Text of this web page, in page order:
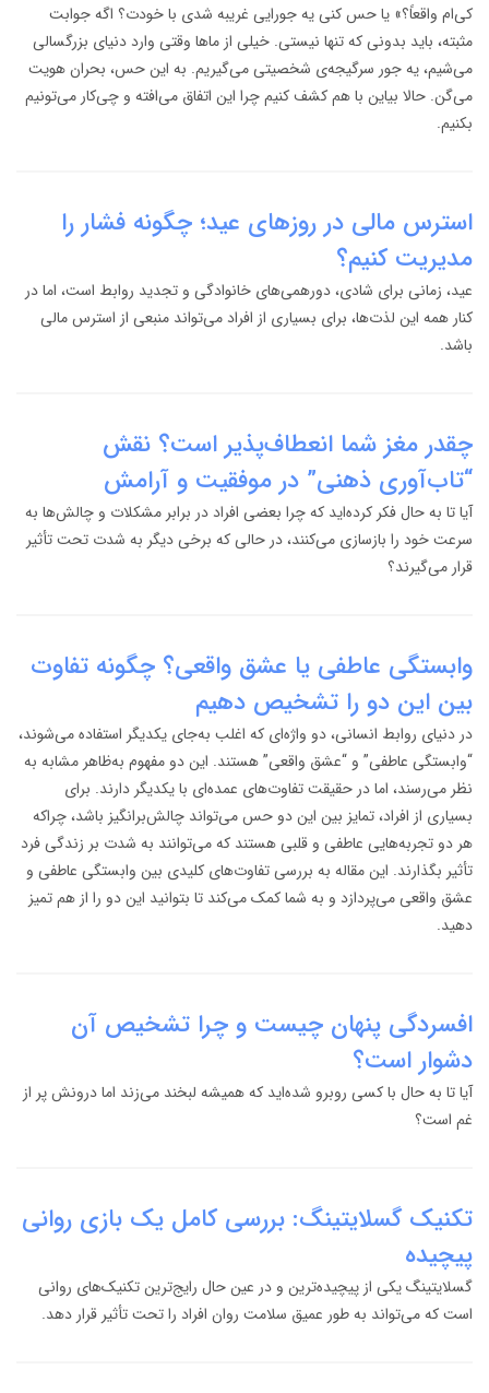
کی‌ام واقعاً؟» یا حس کنی یه جورایی غریبه شدی با خودت؟ اگه جوابت
مثبته، باید بدونی که تنها نیستی. خیلی از ماها وقتی وارد دنیای بزرگسالی
می‌شیم، یه جور سرگیجه‌ی شخصیتی می‌گیریم. به این حس، بحران هویت
می‌گن. حالا بیاین با هم کشف کنیم چرا این اتفاق می‌افته و چی‌کار می‌تونیم
بکنیم.
استرس مالی در روزهای عید؛ چگونه فشار را
مدیریت کنیم؟
عید، زمانی برای شادی، دورهمی‌های خانوادگی و تجدید روابط است، اما در
کنار همه این لذت‌ها، برای بسیاری از افراد می‌تواند منبعی از استرس مالی
باشد.
چقدر مغز شما انعطاف‌پذیر است؟ نقش
“تاب‌آوری ذهنی” در موفقیت و آرامش
آیا تا به حال فکر کرده‌اید که چرا بعضی افراد در برابر مشکلات و چالش‌ها به
سرعت خود را بازسازی می‌کنند، در حالی که برخی دیگر به شدت تحت تأثیر
قرار می‌گیرند؟
وابستگی عاطفی یا عشق واقعی؟ چگونه تفاوت
بین این دو را تشخیص دهیم
در دنیای روابط انسانی، دو واژه‌ای که اغلب به‌جای یکدیگر استفاده می‌شوند،
“وابستگی عاطفی” و “عشق واقعی” هستند. این دو مفهوم به‌ظاهر مشابه به
نظر می‌رسند، اما در حقیقت تفاوت‌های عمده‌ای با یکدیگر دارند. برای
بسیاری از افراد، تمایز بین این دو حس می‌تواند چالش‌برانگیز باشد، چراکه
هر دو تجربه‌هایی عاطفی و قلبی هستند که می‌توانند به شدت بر زندگی فرد
تأثیر بگذارند. این مقاله به بررسی تفاوت‌های کلیدی بین وابستگی عاطفی و
عشق واقعی می‌پردازد و به شما کمک می‌کند تا بتوانید این دو را از هم تمیز
دهید.
افسردگی پنهان چیست و چرا تشخیص آن
دشوار است؟
آیا تا به حال با کسی روبرو شده‌اید که همیشه لبخند می‌زند اما درونش پر از
غم است؟
تکنیک گسلایتینگ: بررسی کامل یک بازی روانی
پیچیده
گسلایتینگ یکی از پیچیده‌ترین و در عین حال رایج‌ترین تکنیک‌های روانی
است که می‌تواند به طور عمیق سلامت روان افراد را تحت تأثیر قرار دهد.